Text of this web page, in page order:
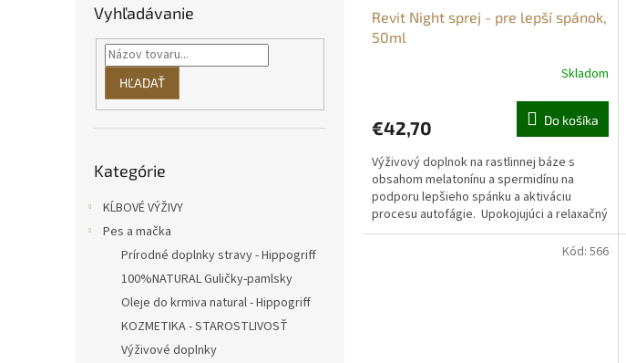
Vyhľadávanie
HĽADAŤ
kategórie
Kategórie
KĹBOVÉ VÝŽIVY
Pes a mačka
Prírodné doplnky stravy - Hippogriff
100%NATURAL Guličky-pamlsky
Oleje do krmiva natural - Hippogriff
KOZMETIKA - STAROSTLIVOSŤ
Výživové doplnky
Revit Night sprej - pre lepší spánok,
50ml
Skladom
€42,70 Do košíka
Výživový doplnok na rastlinnej báze s
obsahom melatonínu a spermidínu na
podporu lepšieho spánku a aktiváciu
procesu autofágie. Upokojujúci a relaxačný
účinok.
Kód: 566